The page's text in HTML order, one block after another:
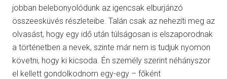
jobban belebonyolódunk az igencsak elburjánzó
összeesküvés részleteibe. Talán csak az nehezíti meg az
olvasást, hogy egy idő után túlságosan is elszaporodnak
a történetben a nevek, szinte már nem is tudjuk nyomon
követni, hogy ki kicsoda. Én személy szerint néhányszor
el kellett gondolkodnom egy-egy – főként